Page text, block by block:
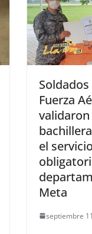
Soldados
Fuerza
validaron
el
Meta
septiembre